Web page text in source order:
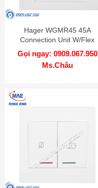
Hager WGMR45 45A
Connection Unit W/Flex
Outlet
Gọi ngay: 0909.067.950
Ms.Châu